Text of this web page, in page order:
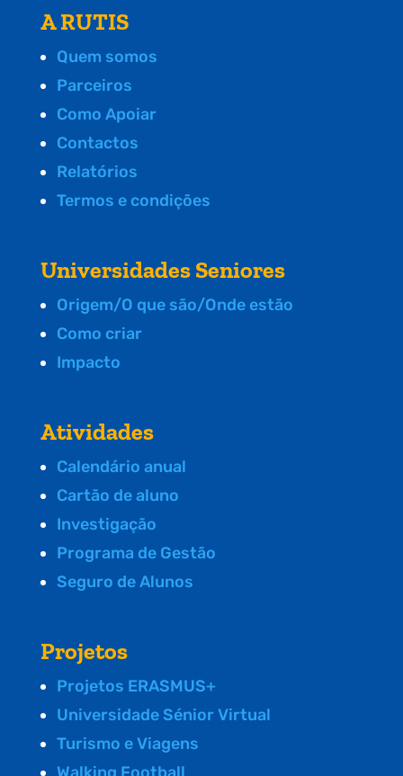
A RUTIS
Quem somos
Parceiros
Como Apoiar
Contactos
Relatórios
Termos e condições
Universidades Seniores
Origem/O que são/Onde estão
Como criar
Impacto
Atividades
Calendário anual
Cartão de aluno
Investigação
Programa de Gestão
Seguro de Alunos
Projetos
Projetos ERASMUS+
Universidade Sénior Virtual
Turismo e Viagens